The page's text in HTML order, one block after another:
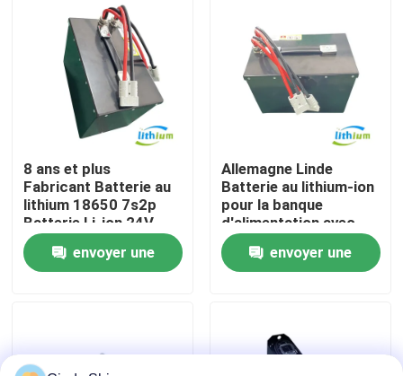
Visite d'usine
Contrôle de qualité
Demandez une citation
batterie au lithium de chariot élévateur
Lithium électrique Ion Battery de chariot élévateur
Batterie de camion de palette
8 ans et plus
Fabricant Batterie au
lithium 18650 7s2p
Batterie Li-ion 24V
60ah
envoyer une
Allemagne Linde
Batterie au lithium-ion
pour la banque
d'alimentation avec
cellule au lithium Eve
envoyer une